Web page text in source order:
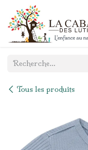
Se rendre au contenu
Tous les produits